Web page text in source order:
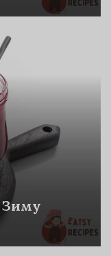
Зиму